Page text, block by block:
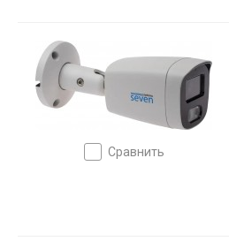
сравнить